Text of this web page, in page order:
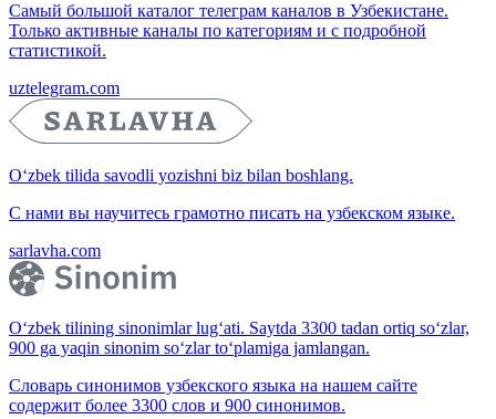
Самый большой каталог телеграм каналов в Узбекистане.
Только активные каналы по категориям и с подробной
статистикой.
uztelegram.com
O‘zbek tilida savodli yozishni biz bilan boshlang.
С нами вы научитесь грамотно писать на узбекском языке.
sarlavha.com
O‘zbek tilining sinonimlar lug‘ati. Saytda 3300 tadan ortiq so‘zlar,
900 ga yaqin sinonim so‘zlar to‘plamiga jamlangan.
Словарь синонимов узбекского языка на нашем сайте
содержит более 3300 слов и 900 синонимов.